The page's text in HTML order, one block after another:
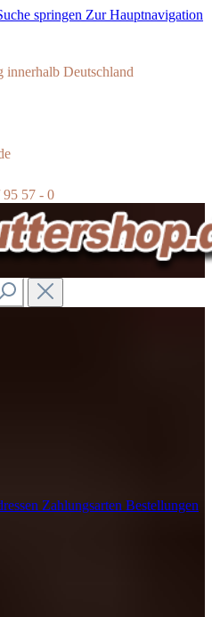
springen Zur Hauptnavigation
innerhalb Deutschland
95 57 - 0
Zahlungsarten Bestellungen